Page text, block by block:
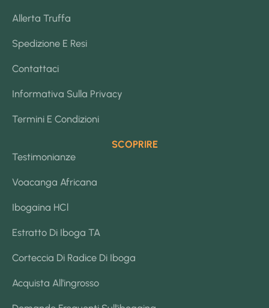
Allerta Truffa
Spedizione E Resi
Contattaci
Informativa Sulla Privacy
Termini E Condizioni
SCOPRIRE
Testimonianze
Voacanga Africana
Ibogaina HCl
Estratto Di Iboga TA
Corteccia Di Radice Di Iboga
Acquista All'ingrosso